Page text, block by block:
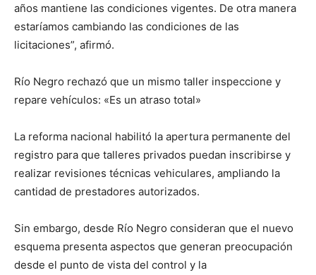
años mantiene las condiciones vigentes. De otra manera
estaríamos cambiando las condiciones de las
licitaciones”, afirmó.
Río Negro rechazó que un mismo taller inspeccione y
repare vehículos: «Es un atraso total»
La reforma nacional habilitó la apertura permanente del
registro para que talleres privados puedan inscribirse y
realizar revisiones técnicas vehiculares, ampliando la
cantidad de prestadores autorizados.
Sin embargo, desde Río Negro consideran que el nuevo
esquema presenta aspectos que generan preocupación
desde el punto de vista del control y la